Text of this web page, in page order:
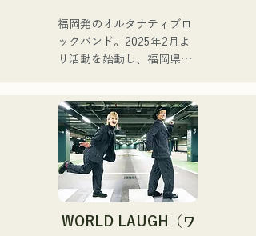
支えるようにメンバーの個
性が生かされ、その音も優
しく温かい。
や野外イベントなどに出演
中。またSNSでの動画投
稿・配信の活動も行ってい
る。
韓国のアイドルSTAYCのメ
行をされていた際、清流公
福岡発のオルタナティブロ
ックバンド。2025年2月よ
り活動を始動し、福岡県内
寄り添う歌詞、耳に残るギ
ターリフを意識し、聞く人
の心に刻まれるようなサウ
ンドづくりを目指してい
WORLD LAUGH（ワ